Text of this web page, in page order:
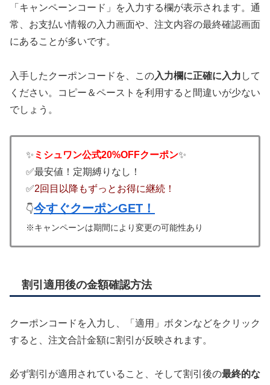
「キャンペーンコード」を入力する欄が表示されます。通
常、お支払い情報の入力画面や、注文内容の最終確認画面
にあることが多いです。
入手したクーポンコードを、この入力欄に正確に入力 して
ください。コピー＆ペーストを利用すると間違いが少ない
でしょう。
✨ ミシュワン公式20%OFFクーポン✨
✅最安値！定期縛りなし！
✅2回目以降もずっとお得に継続！
👇今すぐクーポンGET！
※キャンペーンは期間により変更の可能性あり
割引適用後の金額確認方法
クーポンコードを入力し、「適用」ボタンなどをクリック
すると、注文合計金額に割引が反映されます。
必ず割引が適用されていること、そして割引後の最終的な